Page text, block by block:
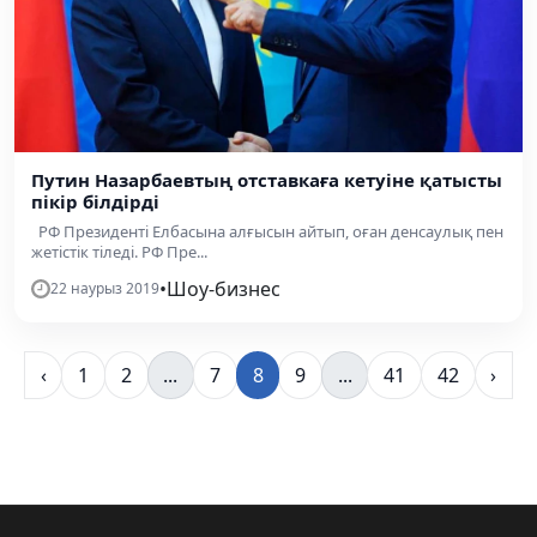
Путин Назарбаевтың отставкаға кетуіне қатысты
пікір білдірді
РФ Президенті Елбасына алғысын айтып, оған денсаулық пен
жетістік тіледі. РФ Пре...
22 наурыз 2019•Шоу-бизнес
‹ 1 2 ... 7 8 9 ... 41 42 ›